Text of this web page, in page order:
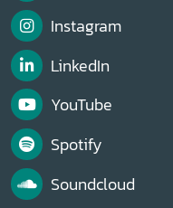
Instagram
LinkedIn
YouTube
Spotify
Soundcloud